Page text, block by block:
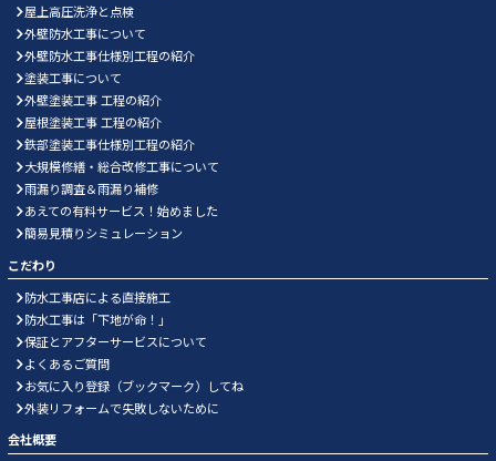
屋上高圧洗浄と点検
外壁防水工事について
外壁防水工事仕様別工程の紹介
塗装工事について
外壁塗装工事 工程の紹介
屋根塗装工事 工程の紹介
鉄部塗装工事仕様別工程の紹介
大規模修繕・総合改修工事について
雨漏り調査＆雨漏り補修
あえての有料サービス！始めました
簡易見積りシミュレーション
こだわり
防水工事店による直接施工
防水工事は「下地が命！」
保証とアフターサービスについて
よくあるご質問
お気に入り登録（ブックマーク）してね
外装リフォームで失敗しないために
会社概要